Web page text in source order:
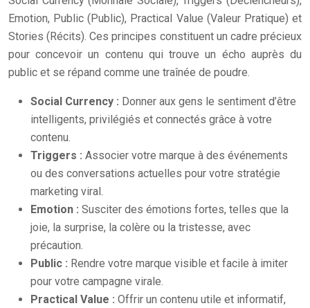
Emotion, Public (Public), Practical Value (Valeur Pratique) et
Stories (Récits). Ces principes constituent un cadre précieux
pour concevoir un contenu qui trouve un écho auprès du
public et se répand comme une traînée de poudre.
Social Currency : Donner aux gens le sentiment d’être
intelligents, privilégiés et connectés grâce à votre
contenu.
Triggers : Associer votre marque à des événements
ou des conversations actuelles pour votre stratégie
marketing viral.
Emotion : Susciter des émotions fortes, telles que la
joie, la surprise, la colère ou la tristesse, avec
précaution.
Public : Rendre votre marque visible et facile à imiter
pour votre campagne virale.
Practical Value : Offrir un contenu utile et informatif,